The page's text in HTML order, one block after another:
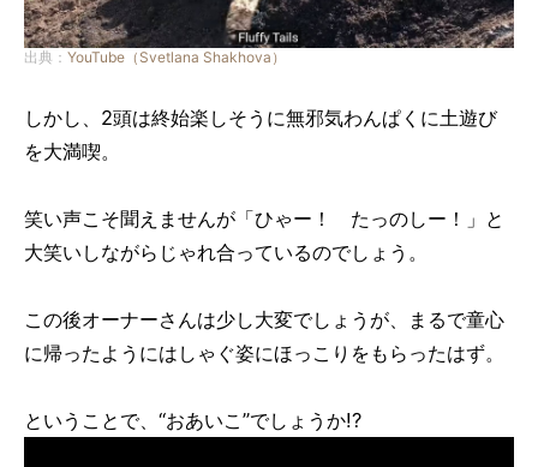
出典： YouTube（Svetlana Shakhova）
しかし、2頭は終始楽しそうに無邪気わんぱくに土遊び
を大満喫。
笑い声こそ聞えませんが「ひゃー！ たっのしー！」と
大笑いしながらじゃれ合っているのでしょう。
この後オーナーさんは少し大変でしょうが、まるで童心
に帰ったようにはしゃぐ姿にほっこりをもらったはず。
ということで、“おあいこ”でしょうか!?